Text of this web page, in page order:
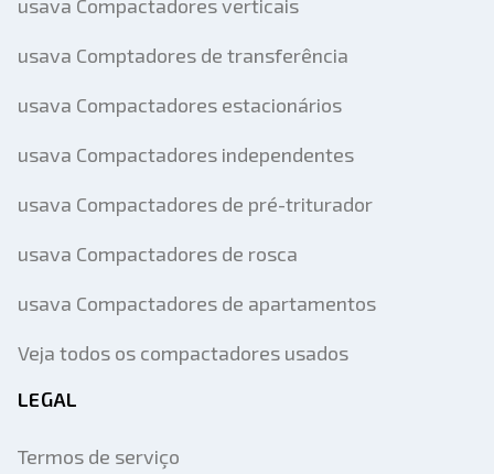
usava Compactadores verticais
usava Comptadores de transferência
usava Compactadores estacionários
usava Compactadores independentes
usava Compactadores de pré-triturador
usava Compactadores de rosca
usava Compactadores de apartamentos
Veja todos os compactadores usados
LEGAL
Termos de serviço